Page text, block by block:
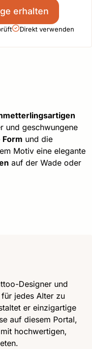
erhalten
Direkt verwenden
und geschwungene
und die
Motiv eine elegante
auf der Wade oder
Designer und
jedes Alter zu
er einzigartige
auf diesem Portal,
hochwertigen,